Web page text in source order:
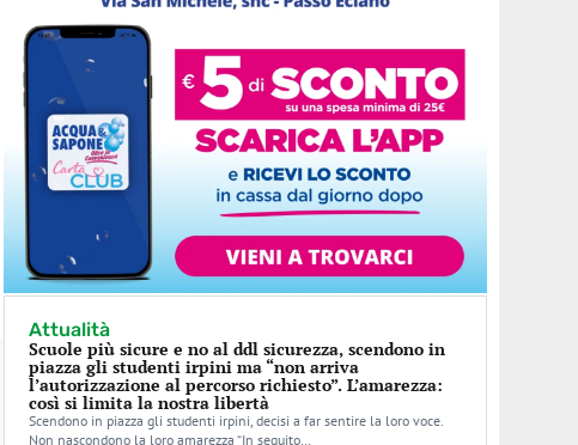
Attualità
Scuole più sicure e no al ddl sicurezza, scendono in
piazza gli studenti irpini ma “non arriva
l’autorizzazione al percorso richiesto”. L’amarezza:
così si limita la nostra libertà
Scendono in piazza gli studenti irpini, decisi a far sentire la loro voce.
Non nascondono la loro amarezza “In seguito…